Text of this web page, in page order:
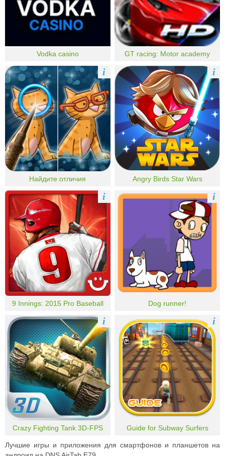
Vodka casino GT racing: Motor academy
Найдите отличия
i
Angry Birds Star Wars
i
9 Innings: 2015 Pro Baseball
i
Dog runner!
i
Crazy Fighting Tank 3D-FPS
i
Guide for Subway Surfers
i
Лучшие игры и приложения для смартфонов и планшетов на